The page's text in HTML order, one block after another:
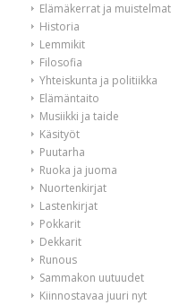
Elämäkerrat ja muistelmat
Historia
Lemmikit
Filosofia
Yhteiskunta ja politiikka
Elämäntaito
Musiikki ja taide
Käsityöt
Puutarha
Ruoka ja juoma
Nuortenkirjat
Lastenkirjat
Pokkarit
Dekkarit
Runous
Sammakon uutuudet
Kiinnostavaa juuri nyt